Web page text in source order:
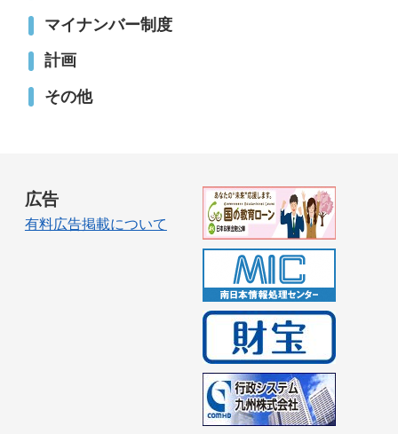
マイナンバー制度
計画
その他
広告
有料広告掲載について